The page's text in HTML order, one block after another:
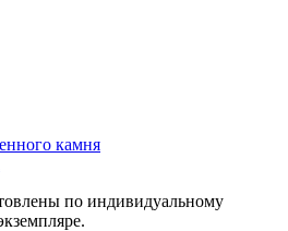
камня
по индивидуальному